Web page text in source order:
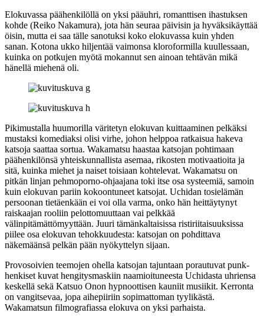
Elokuvassa päähenkilöllä on yksi pääuhri, romanttisen ihastuksen
kohde (Reiko Nakamura), jota hän seuraa päivisin ja hyväksikäyttää
öisin, mutta ei saa tälle sanotuksi koko elokuvassa kuin yhden
sanan. Kotona ukko hiljentää vaimonsa kloroformilla kuullessaan,
kuinka on potkujen myötä mokannut sen ainoan tehtävän mikä
hänellä miehenä oli.
Pikimustalla huumorilla väritetyn elokuvan kuittaaminen pelkäksi
mustaksi komediaksi olisi virhe, johon helppoa ratkaisua hakeva
katsoja saattaa sortua. Wakamatsu haastaa katsojan pohtimaan
päähenkilönsä yhteiskunnallista asemaa, rikosten motivaatioita ja
sitä, kuinka miehet ja naiset toisiaan kohtelevat. Wakamatsu on
pitkän linjan pehmoporno-ohjaajana toki itse osa systeemiä, samoin
kuin elokuvan pariin kokoontuneet katsojat. Uchidan tosielämän
persoonan tietäenkään ei voi olla varma, onko hän heittäytynyt
raiskaajan rooliin pelottomuuttaan vai pelkkää
välinpitämättömyyttään. Juuri tämänkaltaisissa ristiriitaisuuksissa
piilee osa elokuvan tehokkuudesta: katsojan on pohdittava
näkemäänsä pelkän pään nyökyttelyn sijaan.
Provosoivien teemojen ohella katsojan tajuntaan porautuvat punk-
henkiset kuvat hengitysmaskiin naamioituneesta Uchidasta uhriensa
keskellä sekä Katsuo Onon hypnoottisen kauniit musiikit. Kerronta
on vangitsevaa, jopa aihepiiriin sopimattoman tyylikästä.
Wakamatsun filmografiassa elokuva on yksi parhaista.